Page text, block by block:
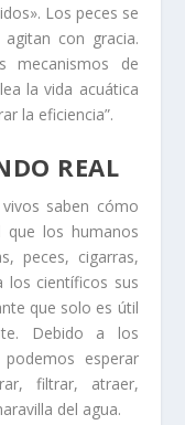
Los peces se
con gracia.
mecanismos de
la vida acuática
la eficiencia”.
REAL
saben cómo
que los humanos
peces, cigarras,
los científicos sus
que solo es útil
Debido a los
esperar
filtrar, atraer,
del agua.